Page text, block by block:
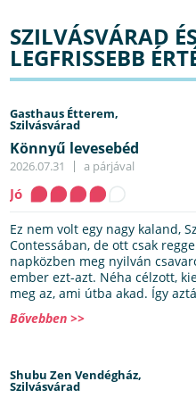
SZILVÁSVÁRAD
LEGFRISSEBB
Gasthaus Étterem,
Szilvásvárad
Könnyű levesebéd
2026.07.31 a párjával
Jó
Ez nem volt egy nagy kaland,
Contessában, de ott csak
napközben meg nyilván
ember ezt-azt. Néha célzott,
meg az, ami útba akad. Így
Bővebben >>
Shubu Zen Vendégház,
Szilvásvárad